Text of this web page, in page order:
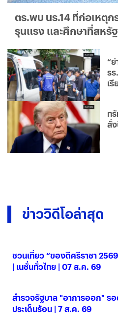
ตร.พบ นร.14 ที่ก่อเหตุก
รุนแรง และศึกษาที่สหรัฐ
“
ร
เ
ท
สั่
ข่าววิดีโอล่าสุด
ชวนเที่ยว “ของดีศรีราชา 2569” จัดเต็ม ยกทัพของอ
| เนชั่นทั่วไทย | 07 ส.ค. 69
สำรวจรัฐบาล "อาการออก" ร
ประเด็นร้อน | 7 ส.ค. 69